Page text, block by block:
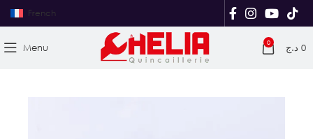
French
Menu 0 0 د.ج